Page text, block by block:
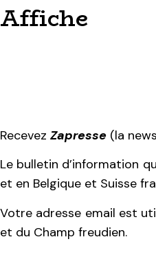
Affiche
Recevez Zapresse (la
Le bulletin d’information
et en Belgique et Suisse
Votre adresse email est
et du Champ freudien.